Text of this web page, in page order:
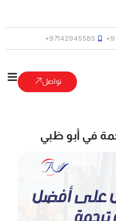
97142945585+
تواصل
في أبو ظبي